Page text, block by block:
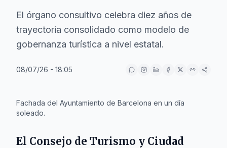
El órgano consultivo celebra diez años de
trayectoria consolidado como modelo de
gobernanza turística a nivel estatal.
08/07/26 - 18:05
Fachada del Ayuntamiento de Barcelona en un día
soleado.
El Consejo de Turismo y Ciudad